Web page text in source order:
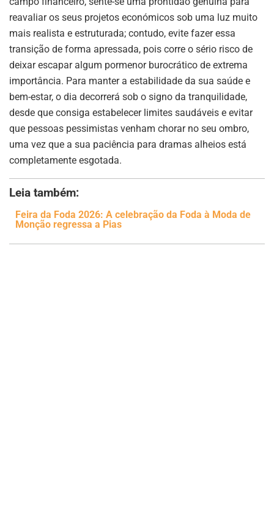
reavaliar os seus projetos económicos sob uma luz muito
mais realista e estruturada; contudo, evite fazer essa
transição de forma apressada, pois corre o sério risco de
deixar escapar algum pormenor burocrático de extrema
importância. Para manter a estabilidade da sua saúde e
bem-estar, o dia decorrerá sob o signo da tranquilidade,
desde que consiga estabelecer limites saudáveis e evitar
que pessoas pessimistas venham chorar no seu ombro,
uma vez que a sua paciência para dramas alheios está
completamente esgotada.
Leia também:
Feira da Foda 2026: A celebração da Foda à Moda de
Monção regressa a Pias